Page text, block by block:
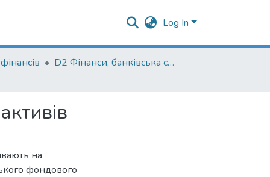
Log In
D2 Фінанси, банківська справа, страхування та фондовий ринок
на
фондового